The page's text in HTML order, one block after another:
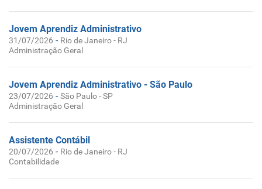
Jovem Aprendiz Administrativo
31/07/2026 - Rio de Janeiro - RJ
Administração Geral
Jovem Aprendiz Administrativo - São Paulo
23/07/2026 -São Paulo - SP
Administração Geral
Assistente Contábil
20/07/2026 - Rio de Janeiro - RJ
Contabilidade